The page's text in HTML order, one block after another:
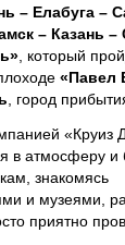
– Елабуга –
– Казань
, который
«Павел
, город
«Круиз
в атмосферу
знакомясь
и музеями,
приятно